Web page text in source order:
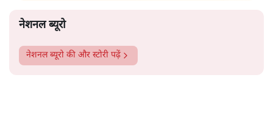
नेशनल ब्यूरो
नेशनल ब्यूरो की और स्टोरी पढ़ें